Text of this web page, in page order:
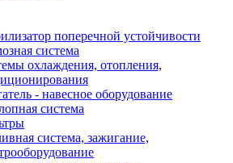
поперечной устойчивости
система
охлаждения, отопления,
- навесное оборудование
система
система, зажигание,